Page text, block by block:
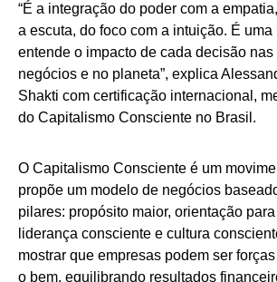
“É a integração do poder com a
a escuta, do foco com a intuição. É
entende o impacto de cada decisão
negócios e no planeta”, explica
Shakti com certificação internacional,
do Capitalismo Consciente no Brasil.
O Capitalismo Consciente é um
propõe um modelo de negócios
pilares: propósito maior, orientação
liderança consciente e cultura
mostrar que empresas podem ser
o bem, equilibrando resultados